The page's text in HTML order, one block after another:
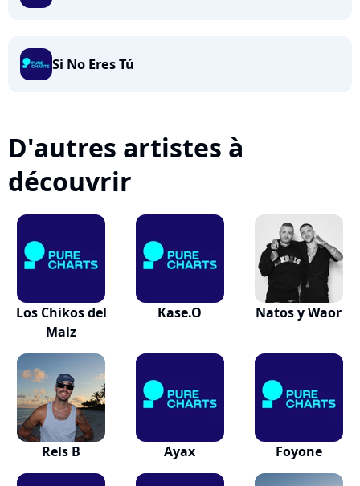
Si No Eres Tú
D'autres artistes à
découvrir
Los Chikos del
Maiz
Kase.O Natos y Waor
Rels B Ayax Foyone